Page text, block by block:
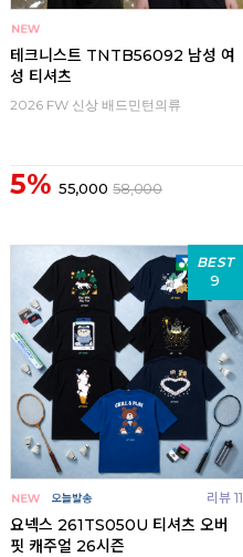
테크니스트 TNTB56092 남성 여
성 티셔츠
2026 FW 신상 배드민턴의류
5% 55,000 58,000
BEST
9
리뷰 11
요넥스 261TS050U 티셔츠 오버
핏 캐주얼 26시즌